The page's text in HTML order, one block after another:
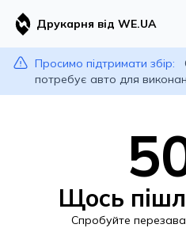
Друкарня від WE.UA
Просимо підтримати збір:
потребує авто для
Щось
Спробуйте